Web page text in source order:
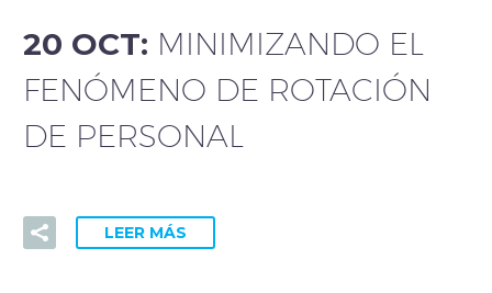
20 OCT: MINIMIZANDO EL
FENÓMENO DE ROTACIÓN
DE PERSONAL
LEER MÁS